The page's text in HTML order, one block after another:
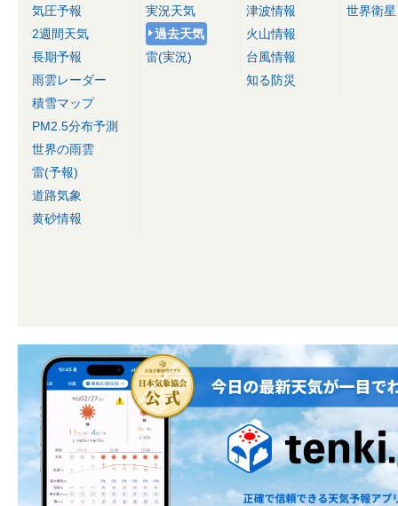
気圧予報
2週間天気
長期予報
雨雲レーダー
積雪マップ
PM2.5分布予測
世界の雨雲
雷(予報)
道路気象
黄砂情報
実況天気
過去天気
雷(実況)
津波情報
火山情報
台風情報
知る防災
世界衛星